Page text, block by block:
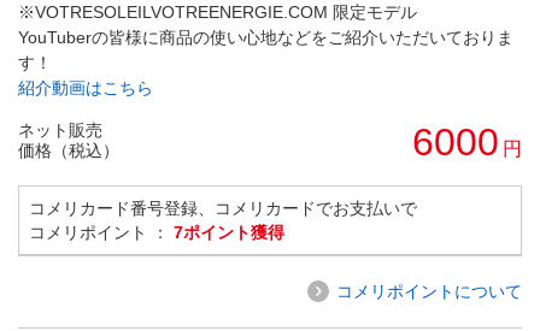
※VOTRESOLEILVOTREENERGIE.COM 限定モデル
YouTuberの皆様に商品の使い心地などをご紹介いただいておりま
す！
紹介動画はこちら
ネット販売
価格（税込）
6000 円
コメリカード番号登録、コメリカードでお支払いで
コメリポイント ： 7ポイント獲得
コメリポイントについて